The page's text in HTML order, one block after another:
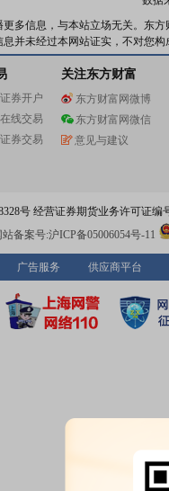
多信息，与本站立场无关。东
并未经过本网站证实，不对您
券开户
线交易
券交易
关注东方财富
东方财富网微博
东方财富网微信
意见与建议
号 经营证券期货业务许可证编
站备案号:沪ICP备05006054号-11
广告服务 供应商平台